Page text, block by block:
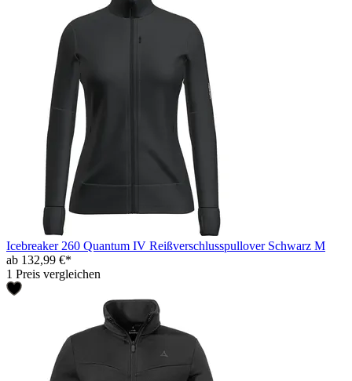
Icebreaker 260 Quantum IV Reißverschlusspullover Schwarz M
ab 132,99 €*
1 Preis vergleichen